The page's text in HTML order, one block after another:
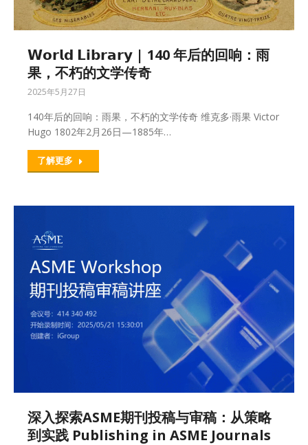
𝗪𝗼𝗿𝗹𝗱 𝗟𝗶𝗯𝗿𝗮𝗿𝘆 | 140 年后的回响：雨
果，不朽的文学传奇
2025年5月27日
140年后的回响：雨果，不朽的文学传奇 维克多·雨果 Victor
Hugo 1802年2月26日—1885年…
了解更多
深入探索ASME期刊投稿与审稿：从策略
到实践 Publishing in ASME Journals